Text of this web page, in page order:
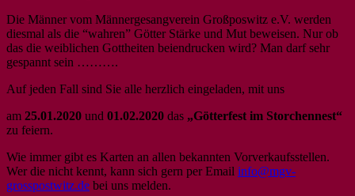
Die Männer vom Männergesangverein Großposwitz e.V. werden
diesmal als die “wahren” Götter Stärke und Mut beweisen. Nur ob
das die weiblichen Gottheiten beiendrucken wird? Man darf sehr
gespannt sein ……….
Auf jeden Fall sind Sie alle herzlich eingeladen, mit uns
am 25.01.2020 und 01.02.2020 das „Götterfest im Storchennest“
zu feiern.
Wie immer gibt es Karten an allen bekannten Vorverkaufsstellen.
Wer die nicht kennt, kann sich gern per Email info@mgv-
grosspostwitz.de bei uns melden.